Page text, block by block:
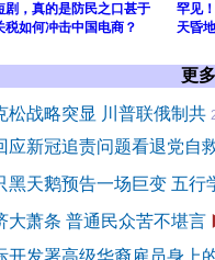
剧，真的是防民之口甚于
税如何冲击中国电商？
罕见
天昏
更
松战略突显 川普联俄制共
应新冠追责问题看退党自
黑天鹅预告一场巨变 五行
大萧条 普通民众苦不堪言
开发署高级华裔雇员身上